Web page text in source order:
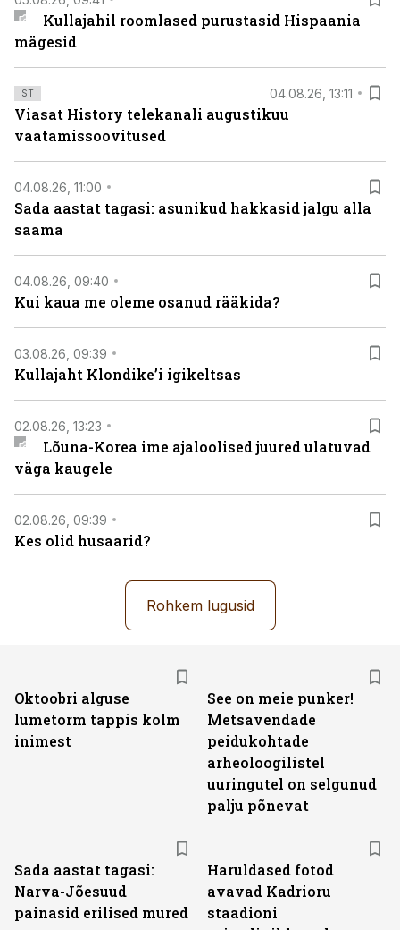
Kullajahil roomlased purustasid Hispaania
mägesid
ST 04.08.26, 13:11
Viasat History telekanali augustikuu
vaatamissoovitused
04.08.26, 11:00
Sada aastat tagasi: asunikud hakkasid jalgu alla
saama
04.08.26, 09:40
Kui kaua me oleme osanud rääkida?
03.08.26, 09:39
Kullajaht Klondike’i igikeltsas
02.08.26, 13:23
Lõuna-Korea ime ajaloolised juured ulatuvad
väga kaugele
02.08.26, 09:39
Kes olid husaarid?
Rohkem lugusid
Oktoobri alguse
lumetorm tappis kolm
inimest
See on meie punker!
Metsavendade
peidukohtade
arheoloogilistel
uuringutel on selgunud
palju põnevat
Sada aastat tagasi:
Narva-Jõesuud
painasid erilised mured
Haruldased fotod
avavad Kadrioru
staadioni